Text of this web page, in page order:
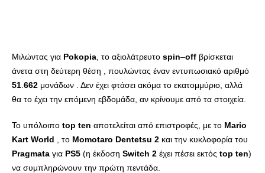
Μιλώντας για Pokopia , το αξιολάτρευτο spin–off βρίσκεται
άνετα στη δεύτερη θέση , πουλώντας έναν εντυπωσιακό αριθμό
51 662 μονάδων . Δεν έχει φτάσει ακόμα το εκατομμύριο, αλλά
θα το έχει την επόμενη εβδομάδα, αν κρίνουμε από τα στοιχεία.
Το υπόλοιπο top ten αποτελείται από επιστροφές, με το Mario
Kart World , το Momotaro Dentetsu 2 και την κυκλοφορία του
Pragmata για PS5 (η έκδοση Switch 2 έχει πέσει εκτός top ten)
να συμπληρώνουν την πρώτη πεντάδα.